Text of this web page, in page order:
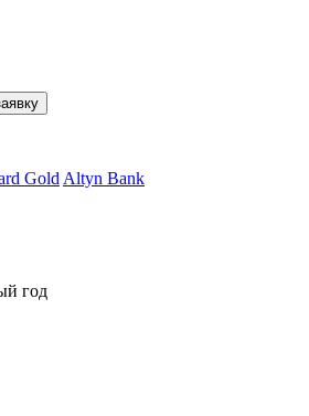
Gold Altyn Bank
год